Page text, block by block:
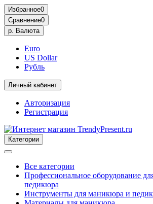
Избранное0
Сравнение0
р. Валюта
Euro
US Dollar
Рубль
Личный кабинет
Авторизация
Регистрация
Категории
Все категории
Профессиональное оборудование
педикюра
Инструменты для маникюра и